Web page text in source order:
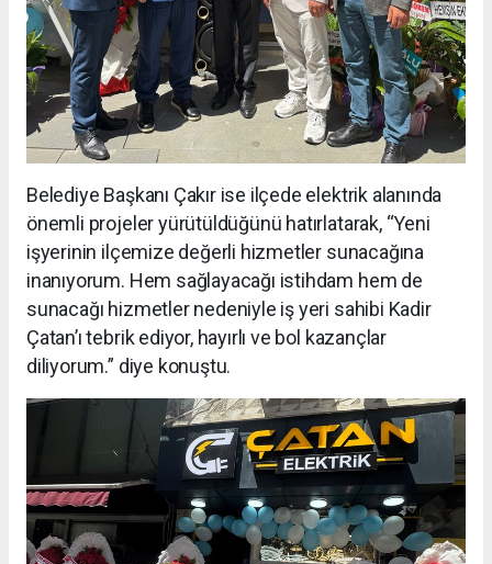
Belediye Başkanı Çakır ise ilçede elektrik alanında
önemli projeler yürütüldüğünü hatırlatarak, “Yeni
işyerinin ilçemize değerli hizmetler sunacağına
inanıyorum. Hem sağlayacağı istihdam hem de
sunacağı hizmetler nedeniyle iş yeri sahibi Kadir
Çatan’ı tebrik ediyor, hayırlı ve bol kazançlar
diliyorum.” diye konuştu.